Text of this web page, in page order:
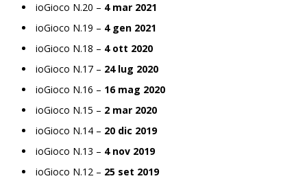
ioGioco N.20 – 4 mar 2021
ioGioco N.19 – 4 gen 2021
ioGioco N.18 – 4 ott 2020
ioGioco N.17 – 24 lug 2020
ioGioco N.16 – 16 mag 2020
ioGioco N.15 – 2 mar 2020
ioGioco N.14 – 20 dic 2019
ioGioco N.13 – 4 nov 2019
ioGioco N.12 – 25 set 2019